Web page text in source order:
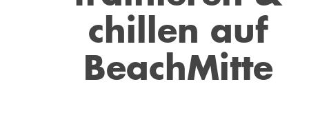
chillen auf
BeachMitte